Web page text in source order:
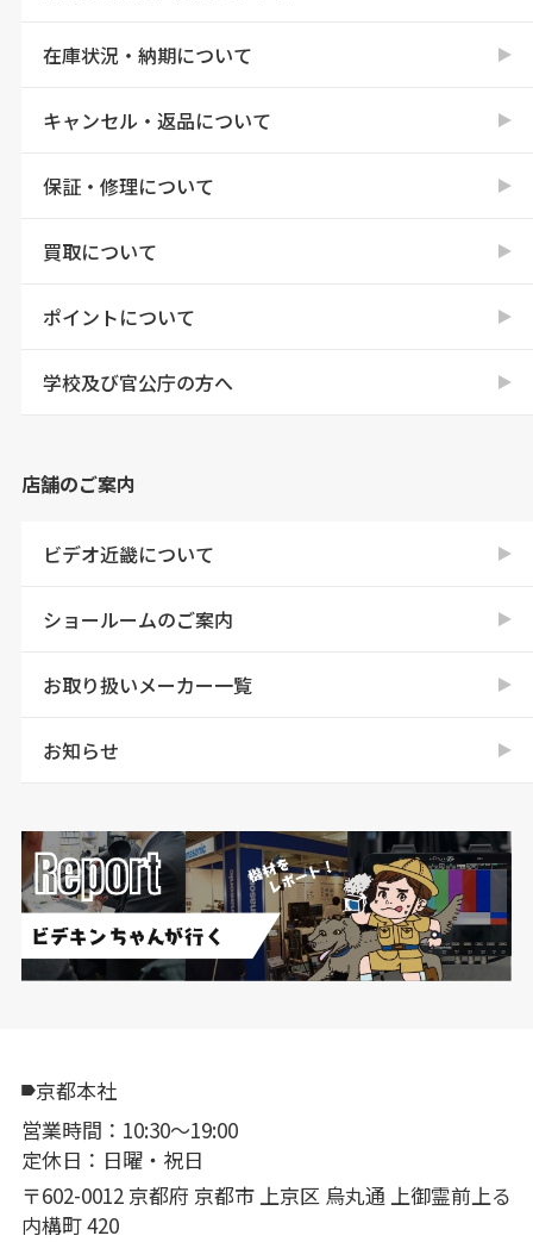
在庫状況・納期について
キャンセル・返品について
保証・修理について
買取について
ポイントについて
学校及び官公庁の方へ
店舗のご案内
ビデオ近畿について
ショールームのご案内
お取り扱いメーカー一覧
お知らせ
京都本社
営業時間：10:30〜19:00
定休日：日曜・祝日
〒602-0012 京都府 京都市 上京区 烏丸通 上御霊前上る
内構町 420